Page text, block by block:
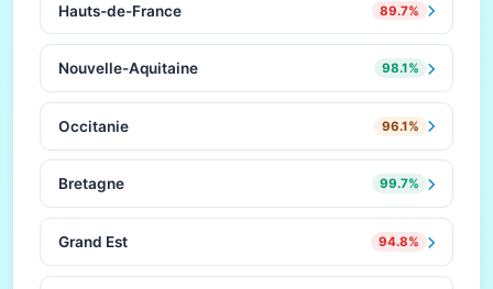
Hauts-de-France 89.7%
Nouvelle-Aquitaine 98.1%
Occitanie 96.1%
Bretagne 99.7%
Grand Est 94.8%